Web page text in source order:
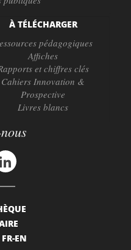
À TÉLÉCHARGER
pédagogiques
Affiches
et chiffres clés
Cahiers Innovation &
Prospective
Livres blancs
EN